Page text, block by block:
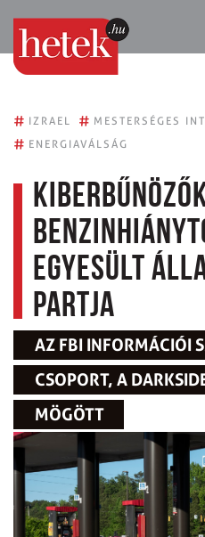
# IZRAEL # MESTERSÉGES
# ENERGIAVÁLSÁG
Egyesült
partja
AZ FBI INFORMÁCIÓI
CSOPORT, A
MÖGÖTT